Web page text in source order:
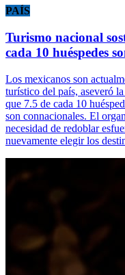
PAÍS
Turismo nacional
cada 10 huéspedes
Los mexicanos son
turístico del país, aseveró
que 7.5 de cada 10
son connacionales. El
necesidad de redoblar
nuevamente elegir los